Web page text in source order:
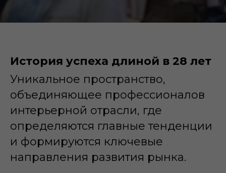
История успеха длиной в 28 лет
Уникальное пространство,
объединяющее профессионалов
интерьерной отрасли, где
определяются главные тенденции
и формируются ключевые
направления развития рынка.